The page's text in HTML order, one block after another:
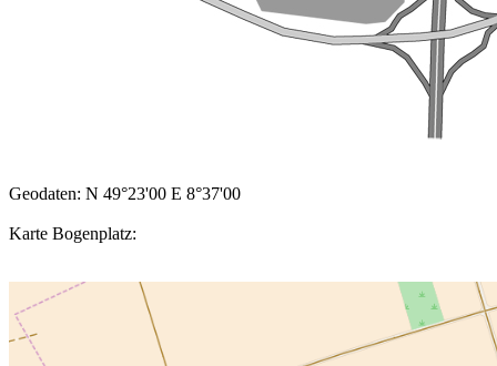
Geodaten: N 49°23'00 E 8°37'00
Karte Bogenplatz: